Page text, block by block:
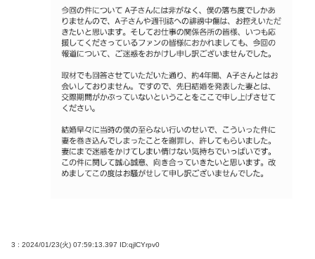
3 : 2024/01/23(火) 07:59:13.397 ID:qjlCYrpv0